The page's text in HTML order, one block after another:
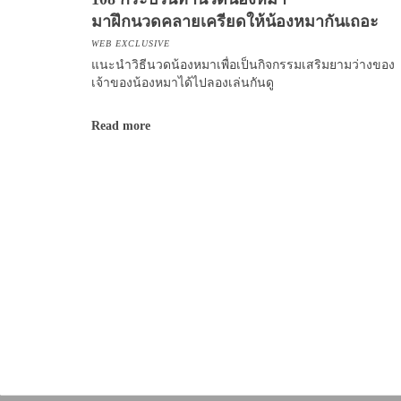
มาฝึกนวดคลายเครียดให้น้องหมากันเถอะ
WEB EXCLUSIVE
แนะนำวิธีนวดน้องหมาเพื่อเป็นกิจกรรมเสริมยามว่างของ
เจ้าของน้องหมาได้ไปลองเล่นกันดู
Read more